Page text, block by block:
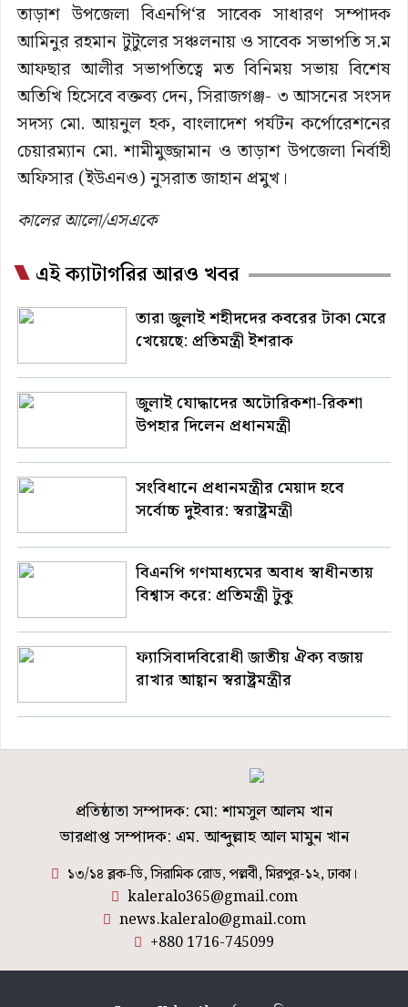
তাড়াশ উপজেলা বিএনপি‘র সাবেক সাধারণ সম্পাদক
আমিনুর রহমান টুটুলের সঞ্চলনায় ও সাবেক সভাপতি স.ম
আফছার আলীর সভাপতিত্বে মত বিনিময় সভায় বিশেষ
অতিখি হিসেবে বক্তব্য দেন, সিরাজগঞ্জ- ৩ আসনের সংসদ
সদস্য মো. আয়নুল হক, বাংলাদেশ পর্যটন কর্পোরেশনের
চেয়ারম্যান মো. শামীমুজ্জামান ও তাড়াশ উপজেলা নির্বাহী
অফিসার (ইউএনও) নুসরাত জাহান প্রমুখ।
কালের আলো/এসএকে
এই ক্যাটাগরির আরও খবর
তারা জুলাই শহীদদের কবরের টাকা মেরে
খেয়েছে: প্রতিমন্ত্রী ইশরাক
জুলাই যোদ্ধাদের অটোরিকশা-রিকশা
উপহার দিলেন প্রধানমন্ত্রী
সংবিধানে প্রধানমন্ত্রীর মেয়াদ হবে
সর্বোচ্চ দুইবার: স্বরাষ্ট্রমন্ত্রী
বিএনপি গণমাধ্যমের অবাধ স্বাধীনতায়
বিশ্বাস করে: প্রতিমন্ত্রী টুকু
ফ্যাসিবাদবিরোধী জাতীয় ঐক্য বজায়
রাখার আহ্বান স্বরাষ্ট্রমন্ত্রীর
প্রতিষ্ঠাতা সম্পাদক: মো: শামসুল আলম খান
ভারপ্রাপ্ত সম্পাদক: এম. আব্দুল্লাহ আল মামুন খান
১৩/১৪ ব্লক-ডি, সিরামিক রোড, পল্লবী, মিরপুর-১২, ঢাকা।
kaleralo365@gmail.com
news.kaleralo@gmail.com
+880 1716-745099